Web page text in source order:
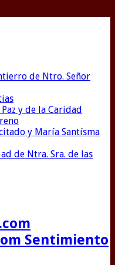
de Ntro. Señor
y de la Caridad
y María Santísma
de Ntra. Sra. de las
Sentimiento